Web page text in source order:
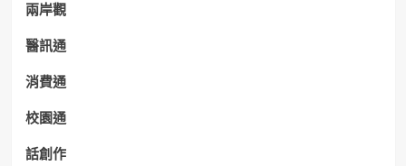
兩岸觀
醫訊通
消費通
校園通
話創作